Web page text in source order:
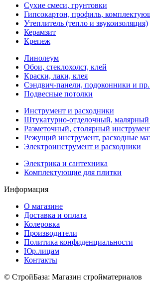
Сухие смеси, грунтовки
Гипсокартон, профиль,
Утеплитель (тепло и звукоизоляция)
Керамзит
Крепеж
Линолеум
Обои, стеклохолст, клей
Краски, лаки, клея
Сэндвич-панели, подоконники и
Подвесные потолки
Инструмент и расходники
Штукатурно-отделочный, малярный
Разметочный, столярный
Режущий инструмент, расходные
Электроинструмент и расходники
Электрика и сантехника
Комплектующие для плитки
Информация
О магазине
Доставка и оплата
Колеровка
Производители
Политика конфиденциальности
Юр.лицам
Контакты
© СтройБаза: Магазин стройматериалов